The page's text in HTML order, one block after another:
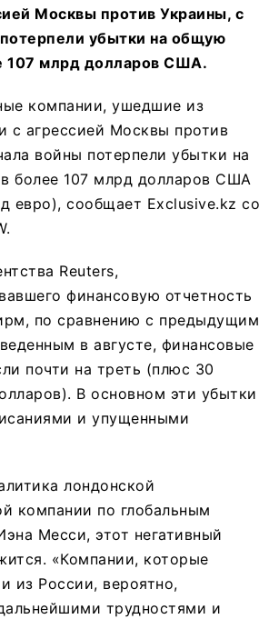
Москвы против Украины, с
убытки на общую
107 млрд долларов США.
компании, ушедшие из
с агрессией Москвы против
войны потерпели убытки на
более 107 млрд долларов США
евро), сообщает Exclusive.kz со
Reuters,
финансовую отчетность
по сравнению с предыдущим
в августе, финансовые
почти на треть (плюс 30
В основном эти убытки
и упущенными
лондонской
компании по глобальным
Месси, этот негативный
«Компании, которые
из России, вероятно,
трудностями и